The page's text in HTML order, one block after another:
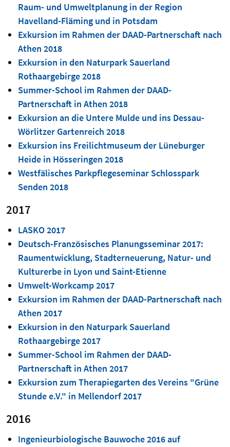
Raum- und Umweltplanung in der Region
Havelland-Fläming und in Potsdam
Exkursion im Rahmen der DAAD-Partnerschaft nach
Athen 2018
Exkursion in den Naturpark Sauerland
Rothaargebirge 2018
Summer-School im Rahmen der DAAD-
Partnerschaft in Athen 2018
Exkursion an die Untere Mulde und ins Dessau-
Wörlitzer Gartenreich 2018
Exkursion ins Freilichtmuseum der Lüneburger
Heide in Hösseringen 2018
Westfälisches Parkpflegeseminar Schlosspark
Senden 2018
2017
LASKO 2017
Deutsch-Französisches Planungsseminar 2017:
Raumentwicklung, Stadterneuerung, Natur- und
Kulturerbe in Lyon und Saint-Etienne
Umwelt-Workcamp 2017
Exkursion im Rahmen der DAAD-Partnerschaft nach
Athen 2017
Exkursion in den Naturpark Sauerland
Rothaargebirge 2017
Summer-School im Rahmen der DAAD-
Partnerschaft in Athen 2017
Exkursion zum Therapiegarten des Vereins "Grüne
Stunde e.V." in Mellendorf 2017
2016
Ingenieurbiologische Bauwoche 2016 auf